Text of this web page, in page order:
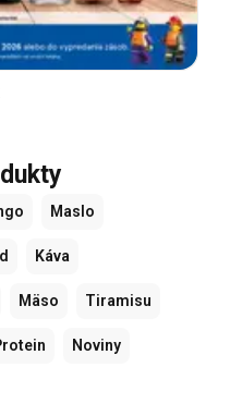
Maslo
Káva
Mäso Tiramisu
Noviny